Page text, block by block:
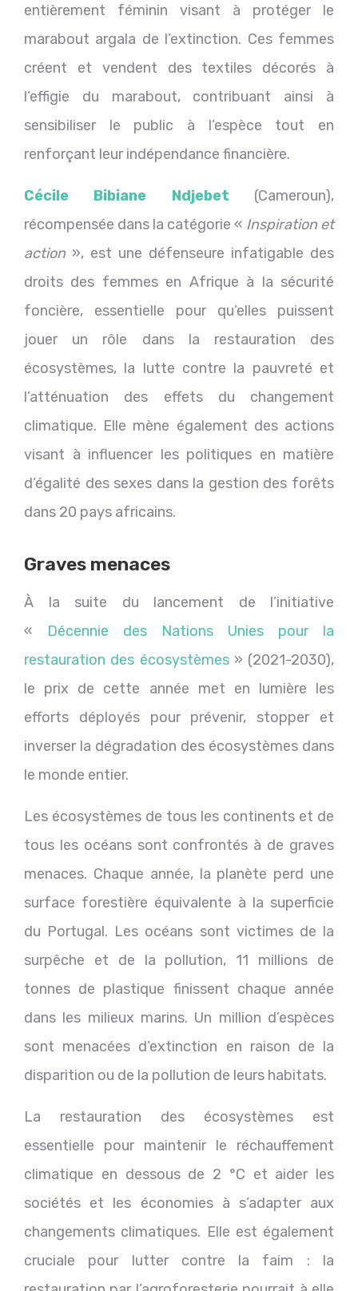
entièrement féminin visant à protéger le
marabout argala de l’extinction. Ces femmes
créent et vendent des textiles décorés à
l’effigie du marabout, contribuant ainsi à
sensibiliser le public à l’espèce tout en
renforçant leur indépendance financière.
Cécile Bibiane Ndjebet
(Cameroun),
récompensée dans la catégorie « Inspiration et
action », est une défenseure infatigable des
droits des femmes en Afrique à la sécurité
foncière, essentielle pour qu’elles puissent
jouer un rôle dans la restauration des
écosystèmes, la lutte contre la pauvreté et
l’atténuation des effets du changement
climatique. Elle mène également des actions
visant à influencer les politiques en matière
d’égalité des sexes dans la gestion des forêts
dans 20 pays africains.
Graves menaces
À la suite du lancement de l’initiative
« Décennie des Nations Unies pour la
restauration des écosystèmes» (2021-2030),
le prix de cette année met en lumière les
efforts déployés pour prévenir, stopper et
inverser la dégradation des écosystèmes dans
le monde entier.
Les écosystèmes de tous les continents et de
tous les océans sont confrontés à de graves
menaces. Chaque année, la planète perd une
surface forestière équivalente à la superficie
du Portugal. Les océans sont victimes de la
surpêche et de la pollution, 11 millions de
tonnes de plastique finissent chaque année
dans les milieux marins. Un million d’espèces
sont menacées d’extinction en raison de la
disparition ou de la pollution de leurs habitats.
La restauration des écosystèmes est
essentielle pour maintenir le réchauffement
climatique en dessous de 2 °C et aider les
sociétés et les économies à s’adapter aux
changements climatiques. Elle est également
cruciale pour lutter contre la faim : la